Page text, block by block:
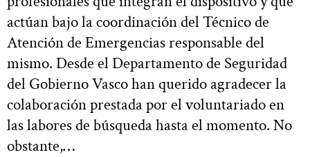
actúan bajo la coordinación del Técnico de
Atención de Emergencias responsable del
mismo. Desde el Departamento de Seguridad
del Gobierno Vasco han querido agradecer la
colaboración prestada por el voluntariado en
las labores de búsqueda hasta el momento. No
obstante,…